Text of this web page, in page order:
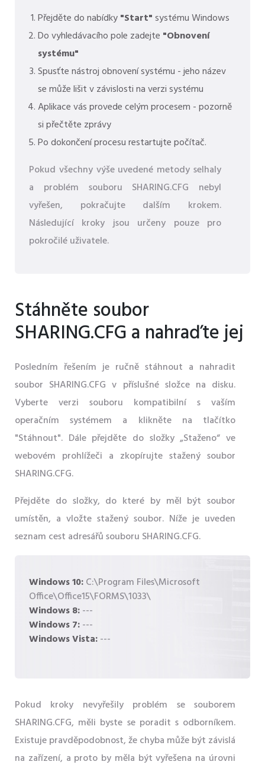
Přejděte do nabídky"Start"systému Windows
Do vyhledávacího pole zadejte "Obnovení
systému"
Spusťte nástroj obnovení systému - jeho název
se může lišit v závislosti na verzi systému
Aplikace vás provede celým procesem - pozorně
si přečtěte zprávy
Po dokončení procesu restartujte počítač.
Pokud všechny výše uvedené metody selhaly
a problém souboru SHARING.CFG nebyl
vyřešen, pokračujte dalším krokem.
Následující kroky jsou určeny pouze pro
pokročilé uživatele.
Stáhněte soubor
SHARING.CFG a nahraďte jej
Posledním řešením je ručně stáhnout a nahradit
soubor SHARING.CFG v příslušné složce na disku.
Vyberte verzi souboru kompatibilní s vaším
operačním systémem a klikněte na tlačítko
"Stáhnout". Dále přejděte do složky „Staženo“ ve
webovém prohlížeči a zkopírujte stažený soubor
SHARING.CFG.
Přejděte do složky, do které by měl být soubor
umístěn, a vložte stažený soubor. Níže je uveden
seznam cest adresářů souboru SHARING.CFG.
Windows 10:C:\Program Files\Microsoft
Office\Office15\FORMS\1033\
Windows 8:---
Windows 7:---
Windows Vista:---
Pokud kroky nevyřešily problém se souborem
SHARING.CFG, měli byste se poradit s odborníkem.
Existuje pravděpodobnost, že chyba může být závislá
na zařízení, a proto by měla být vyřešena na úrovni